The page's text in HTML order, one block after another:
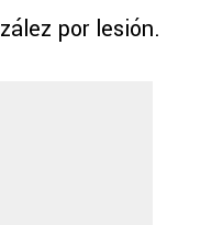
por lesión.